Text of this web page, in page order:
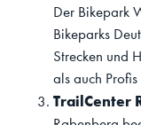
Der Bikepark
Bikeparks
Strecken und
als auch
TrailCenter